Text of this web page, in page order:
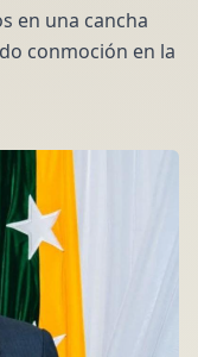
en una cancha
conmoción en la